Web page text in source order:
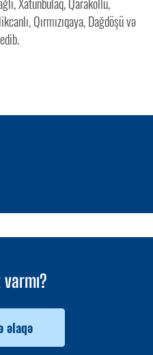
Qırmızıqaya, Dağdöşü və
varmı?
əlaqə